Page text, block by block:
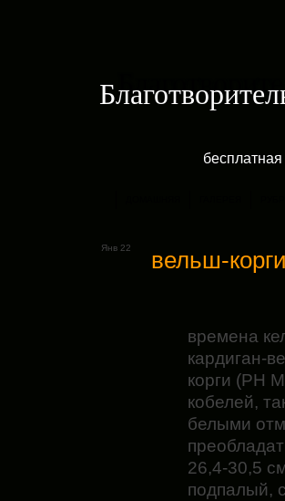
Янв 22 вельш-корги
времена
кардиган-
корги (РН
кобелей,
белыми
26,4-30,5
подпалый,